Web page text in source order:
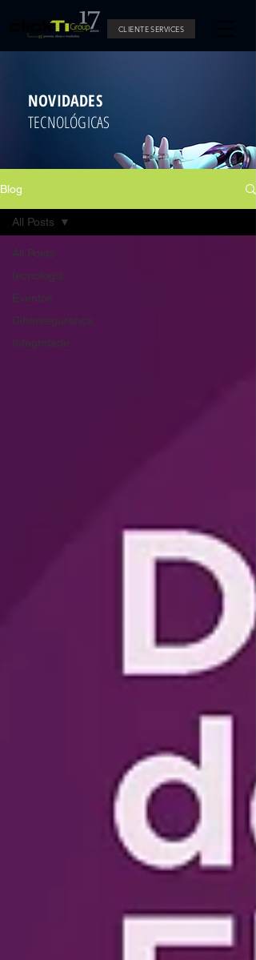
CLIENTE SERVICES
NOVIDADES
TECNOLÓGICAS
Blog
All Posts
tecnologia
Eventos
Cibersegurança
Integridade
All Posts